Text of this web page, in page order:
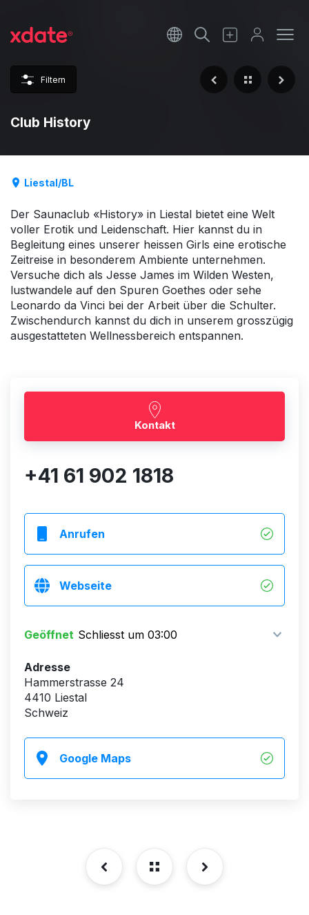
Filtern
Club History
Liestal/BL
Der Saunaclub «History» in Liestal bietet eine Welt
voller Erotik und Leidenschaft. Hier kannst du in
Begleitung eines unserer heissen Girls eine erotische
Zeitreise in besonderem Ambiente unternehmen.
Versuche dich als Jesse James im Wilden Westen,
lustwandele auf den Spuren Goethes oder sehe
Leonardo da Vinci bei der Arbeit über die Schulter.
Zwischendurch kannst du dich in unserem grosszügig
ausgestatteten Wellnessbereich entspannen.
Kontakt
+41 61 902 1818
Anrufen
Webseite
Geöffnet Schliesst um 03:00
Adresse
Hammerstrasse 24
4410 Liestal
Schweiz
Google Maps